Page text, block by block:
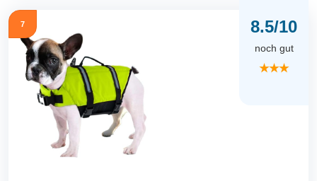
7 8.5/10
noch gut
★★★